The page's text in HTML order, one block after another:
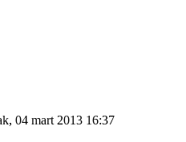
04 mart 2013 16:37